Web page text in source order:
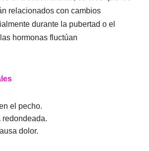
relacionados con cambios
durante la pubertad o el
hormonas fluctúan
el pecho.
redondeada.
dolor.